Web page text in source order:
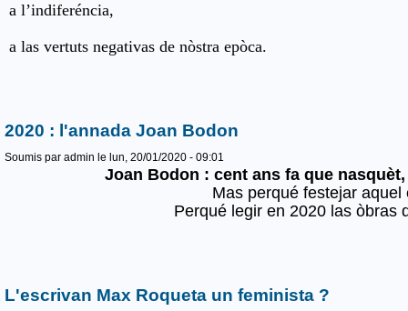
a l’indiferéncia,
a las vertuts negativas de nòstra epòca.
2020 : l'annada Joan Bodon
Soumis par admin le lun, 20/01/2020 - 09:01
Joan Bodon : cent ans fa que
Mas perqué festejar aquel
Perqué legir en 2020 las òbras
L'escrivan Max Roqueta un feminista ?